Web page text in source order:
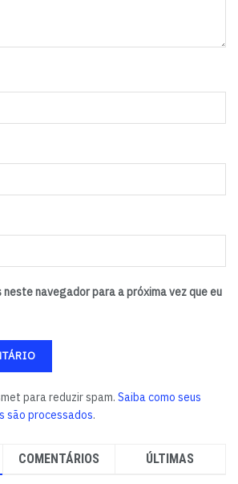
neste navegador para a próxima vez que eu
para reduzir spam. Saiba como seus
são processados.
COMENTÁRIOS ÚLTIMAS